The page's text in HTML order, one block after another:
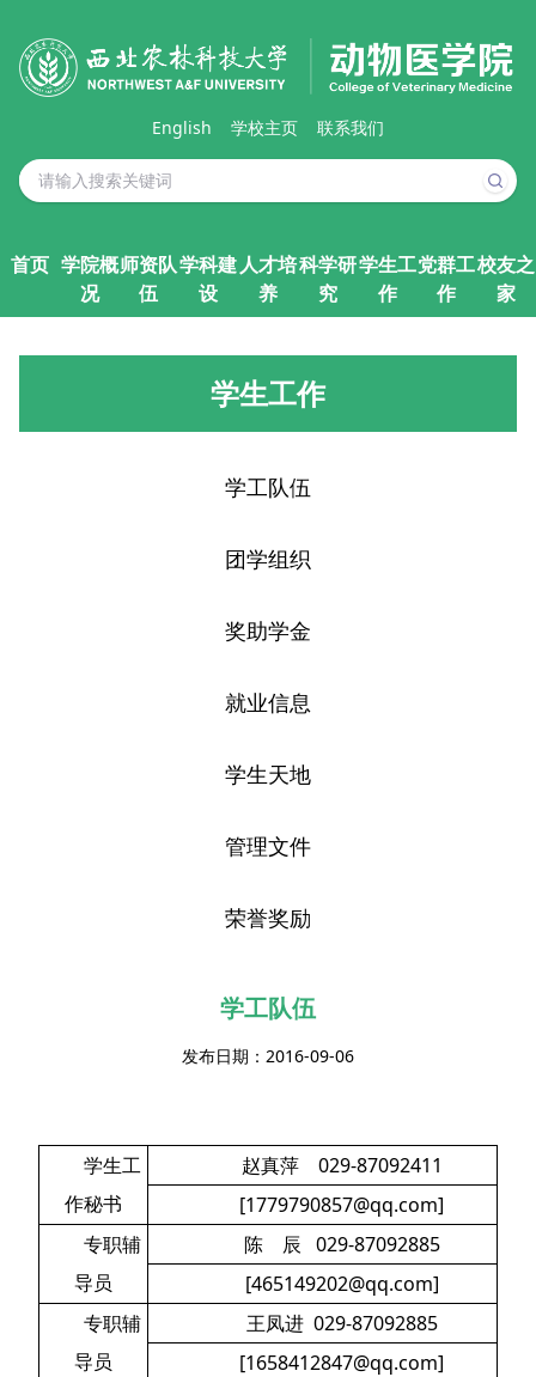
English 学校主页 联系我们
首页 学院概
况
师资队
伍
学科建
设
人才培
养
科学研
究
学生工
作
党群工
作
校友之
家
学生工作
学工队伍
团学组织
奖助学金
就业信息
学生天地
管理文件
荣誉奖励
学工队伍
发布日期：2016-09-06
学生工
作秘书
赵真萍 029-87092411
[1779790857@qq.com]
专职辅
导员
陈 辰 029-87092885
[465149202@qq.com]
专职辅
导员
王凤进 029-87092885
[1658412847@qq.com]